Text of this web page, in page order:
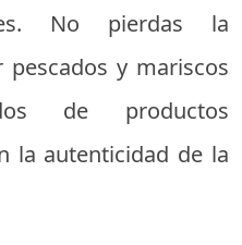
No pierdas la
y mariscos
de productos
la autenticidad de la